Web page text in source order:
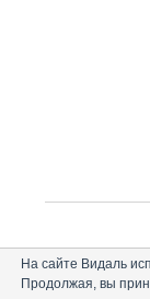
На сайте Видаль
Продолжая, вы